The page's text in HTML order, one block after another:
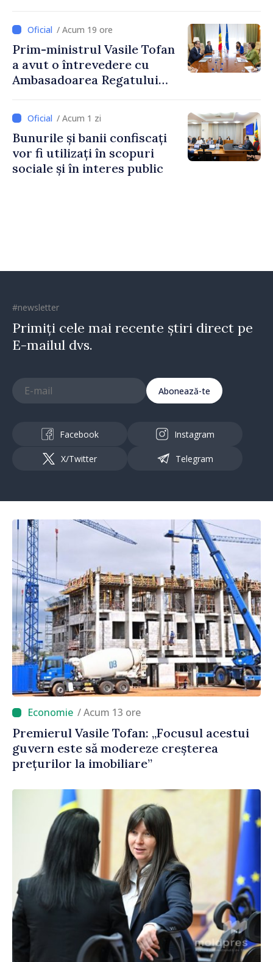
2027
/ Acum 19 ore
Prim-ministrul Vasile Tofan
a avut o întrevedere cu
Ambasadoarea Regatului
Irlandei de Nord, Fern
Horine / Acum 1 zi
Bunurile și banii confiscați
vor fi utilizați în scopuri
sociale și în interes public
#newsletter
Primiți cele mai recente știri direct pe
E-mailul dvs.
Abonează-te
Facebook Instagram
X/Twitter Telegram
/ Acum 13 ore
Premierul Vasile Tofan: „Focusul acestui
guvern este să modereze creșterea
prețurilor la imobiliare”